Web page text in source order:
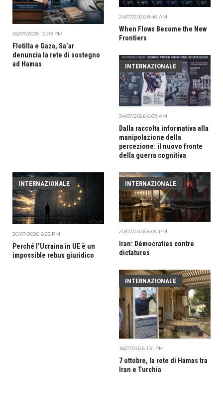
26/07/2026 12:09 PM
Flotilla e Gaza, Sa’ar
denuncia la rete di sostegno
ad Hamas
24/07/2026 8:46 AM
When Flows Become the New
Frontiers
INTERNAZIONALE
24/07/2026 6:09 AM
Dalla raccolta informativa alla
manipolazione della
percezione: il nuovo fronte
della guerra cognitiva
INTERNAZIONALE
20/07/2026 6:23 PM
Perché l’Ucraina in UE è un
impossible rebus giuridico
INTERNAZIONALE
20/07/2026 6:00 PM
Iran: Démocraties contre
dictatures
INTERNAZIONALE
18/07/2026 1:31 PM
7 ottobre, la rete di Hamas tra
Iran e Turchia